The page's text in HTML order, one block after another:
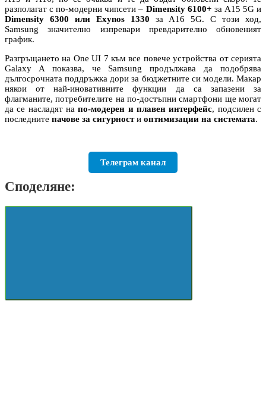
разполагат с по-модерни чипсети – Dimensity 6100+ за A15 5G и
Dimensity 6300 или Exynos 1330 за A16 5G. С този ход,
Samsung значително изпревари превдарително обновеният
график.
Разгръщането на One UI 7 към все повече устройства от серията
Galaxy A показва, че Samsung продължава да подобрява
дългосрочната поддръжка дори за бюджетните си модели. Макар
някои от най-иновативните функции да са запазени за
флагманите, потребителите на по-достъпни смартфони ще могат
да се насладят напо-модерен и плавен интерфейс, подсилен с
последните пачове за сигурности оптимизации на системата.
Телеграм канал
Споделяне: